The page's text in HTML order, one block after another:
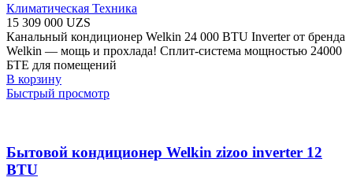
Климатическая Техника
15 309 000 UZS
Канальный кондиционер Welkin 24 000 BTU Inverter от бренда
Welkin — мощь и прохлада! Сплит-система мощностью 24000
БТЕ для помещений
В корзину
Быстрый просмотр
Бытовой кондиционер Welkin zizoo inverter 12
BTU